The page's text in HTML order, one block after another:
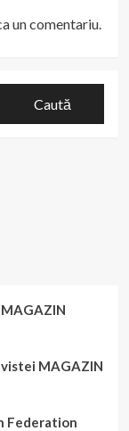
un comentariu.
MAGAZIN
Federation